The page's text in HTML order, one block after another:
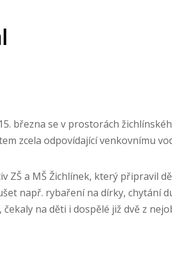
března se v prostorách
zcela odpovídající venkovnímu
ZŠ a MŠ Žichlínek, který připravil
např. rybaření na dírky, chytání
na děti i dospělé již dvě z